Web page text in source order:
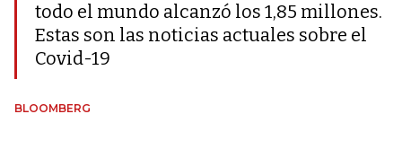
todo el mundo alcanzó los 1,85 millones.
Estas son las noticias actuales sobre el
Covid-19
BLOOMBERG